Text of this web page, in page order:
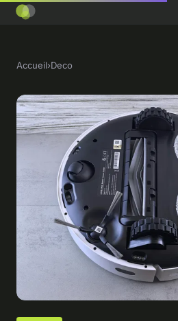
Accueil›Deco